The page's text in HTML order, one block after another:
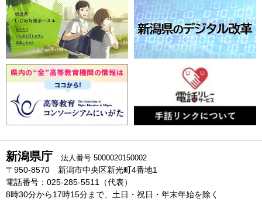
新潟県庁 法人番号 5000020150002
〒950-8570 新潟市中央区新光町4番地1
電話番号：025-285-5511（代表）
8時30分から17時15分まで、土日・祝日・年末年始を除く